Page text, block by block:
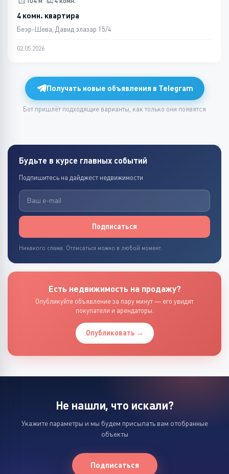
4 комн. квартира
Беэр-Шева, Давид элазар 15/4
02.05.2026
Получать новые объявления в Telegram
Бот пришлёт подходящие варианты, как только они появятся
Будьте в курсе главных событий
Подпишитесь на дайджест недвижимости
Подписаться
Никакого спама. Отписаться можно в любой момент.
Есть недвижимость на продажу?
Опубликуйте объявление за пару минут — его увидят
покупатели и арендаторы.
Опубликовать →
Не нашли, что искали?
Укажите параметры и мы будем присылать вам отобранные
объекты
Подписаться